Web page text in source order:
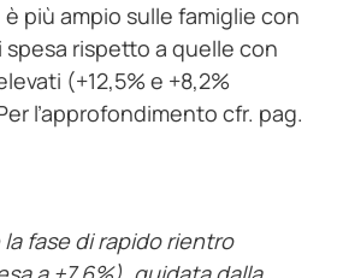
è più ampio sulle famiglie con
rispetto a quelle con
(+12,5% e +8,2%
l’approfondimento cfr. pag.
fase di rapido rientro